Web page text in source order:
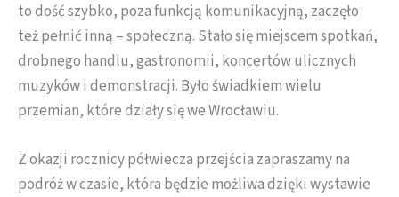
to dość szybko, poza funkcją komunikacyjną, zaczęło
też pełnić inną – społeczną. Stało się miejscem spotkań,
drobnego handlu, gastronomii, koncertów ulicznych
muzyków i demonstracji. Było świadkiem wielu
przemian, które działy się we Wrocławiu.
Z okazji rocznicy półwiecza przejścia zapraszamy na
podróż w czasie, która będzie możliwa dzięki wystawie